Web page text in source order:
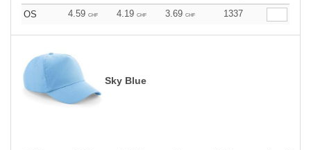
OS 4.59 CHF 4.19 CHF 3.69 CHF 1337
Sky Blue